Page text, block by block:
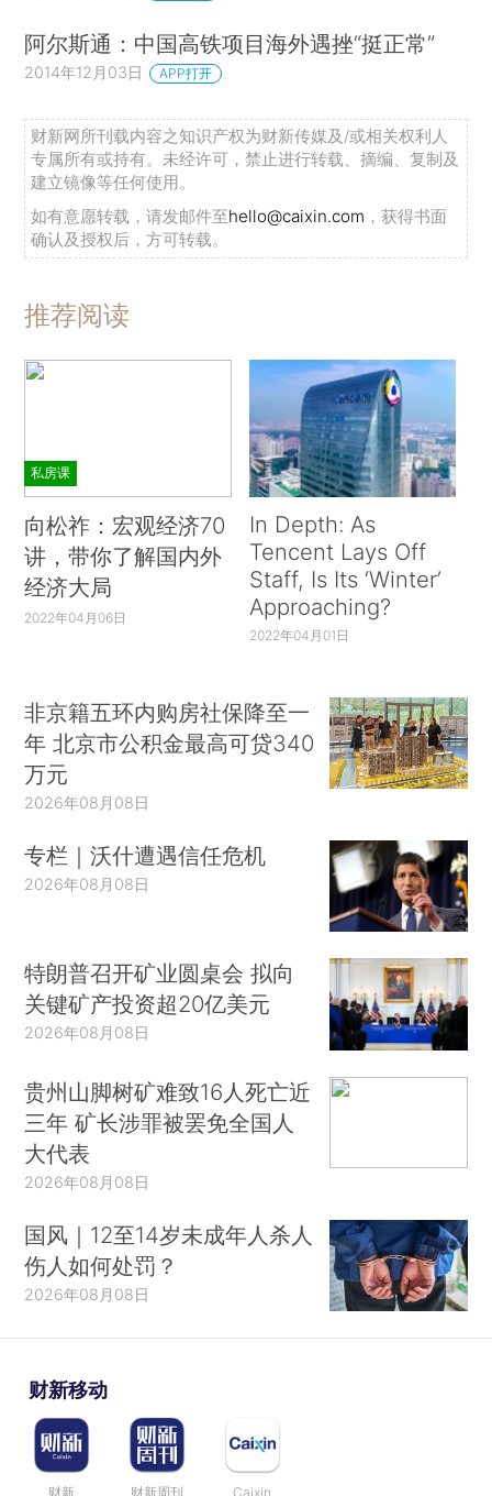
阿尔斯通：中国高铁项目海外遇挫“挺正常”
2014年12月03日 APP打开
财新网所刊载内容之知识产权为财新传媒及/或相关权利人
专属所有或持有。未经许可，禁止进行转载、摘编、复制及
建立镜像等任何使用。
如有意愿转载，请发邮件至hello@caixin.com ，获得书面
确认及授权后，方可转载。
推荐阅读
私房课
向松祚：宏观经济70
讲，带你了解国内外
经济大局
2022年04月06日
In Depth: As
Tencent Lays Off
Staff, Is Its ‘Winter’
Approaching?
2022年04月01日
非京籍五环内购房社保降至一
年 北京市公积金最高可贷340
万元
2026年08月08日
专栏｜沃什遭遇信任危机
2026年08月08日
特朗普召开矿业圆桌会 拟向
关键矿产投资超20亿美元
2026年08月08日
贵州山脚树矿难致16人死亡近
三年 矿长涉罪被罢免全国人
大代表
2026年08月08日
国风｜12至14岁未成年人杀人
伤人如何处罚？
2026年08月08日
财新移动
财新 财新周刊 Caixin